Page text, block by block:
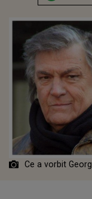
Ce a vorbit